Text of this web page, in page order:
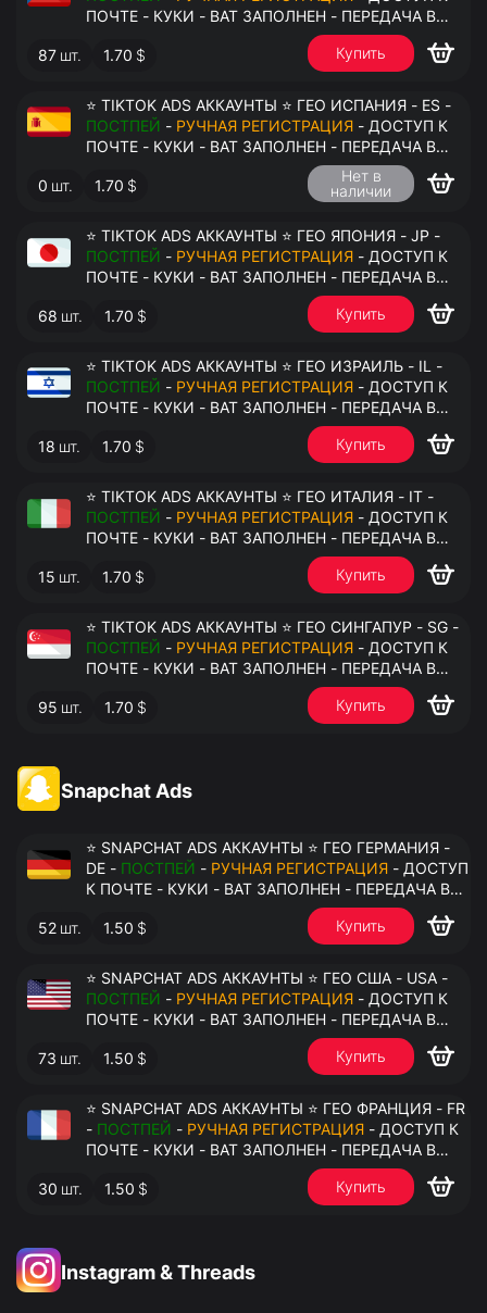
ПОЧТЕ - КУКИ - ВАТ ЗАПОЛНЕН - ПЕРЕДАЧА В
87 шт. 1.70 $ Купить
⭐ TIKTOK ADS АККАУНТЫ ⭐ ГЕО ИСПАНИЯ - ES -
ПОСТПЕЙ - РУЧНАЯ РЕГИСТРАЦИЯ - ДОСТУП К
ПОЧТЕ - КУКИ - ВАТ ЗАПОЛНЕН - ПЕРЕДАЧА В
0 шт. 1.70 $
Нет в
наличии
⭐ TIKTOK ADS АККАУНТЫ ⭐ ГЕО ЯПОНИЯ - JP -
ПОСТПЕЙ - РУЧНАЯ РЕГИСТРАЦИЯ - ДОСТУП К
ПОЧТЕ - КУКИ - ВАТ ЗАПОЛНЕН - ПЕРЕДАЧА В
68 шт. 1.70 $ Купить
⭐ TIKTOK ADS АККАУНТЫ ⭐ ГЕО ИЗРАИЛЬ - IL -
ПОСТПЕЙ - РУЧНАЯ РЕГИСТРАЦИЯ - ДОСТУП К
ПОЧТЕ - КУКИ - ВАТ ЗАПОЛНЕН - ПЕРЕДАЧА В
18 шт. 1.70 $ Купить
⭐ TIKTOK ADS АККАУНТЫ ⭐ ГЕО ИТАЛИЯ - IT -
ПОСТПЕЙ - РУЧНАЯ РЕГИСТРАЦИЯ - ДОСТУП К
ПОЧТЕ - КУКИ - ВАТ ЗАПОЛНЕН - ПЕРЕДАЧА В
15 шт. 1.70 $ Купить
⭐ TIKTOK ADS АККАУНТЫ ⭐ ГЕО СИНГАПУР - SG -
ПОСТПЕЙ - РУЧНАЯ РЕГИСТРАЦИЯ - ДОСТУП К
ПОЧТЕ - КУКИ - ВАТ ЗАПОЛНЕН - ПЕРЕДАЧА В
95 шт. 1.70 $ Купить
Snapchat Ads
⭐ SNAPCHAT ADS АККАУНТЫ ⭐ ГЕО ГЕРМАНИЯ -
DE - ПОСТПЕЙ - РУЧНАЯ РЕГИСТРАЦИЯ - ДОСТУП
К ПОЧТЕ - КУКИ - ВАТ ЗАПОЛНЕН - ПЕРЕДАЧА В
52 шт. 1.50 $ Купить
⭐ SNAPCHAT ADS АККАУНТЫ ⭐ ГЕО США - USA -
ПОСТПЕЙ - РУЧНАЯ РЕГИСТРАЦИЯ - ДОСТУП К
ПОЧТЕ - КУКИ - ВАТ ЗАПОЛНЕН - ПЕРЕДАЧА В
73 шт. 1.50 $ Купить
⭐ SNAPCHAT ADS АККАУНТЫ ⭐ ГЕО ФРАНЦИЯ - FR
- ПОСТПЕЙ - РУЧНАЯ РЕГИСТРАЦИЯ - ДОСТУП К
ПОЧТЕ - КУКИ - ВАТ ЗАПОЛНЕН - ПЕРЕДАЧА В
30 шт. 1.50 $ Купить
Instagram & Threads